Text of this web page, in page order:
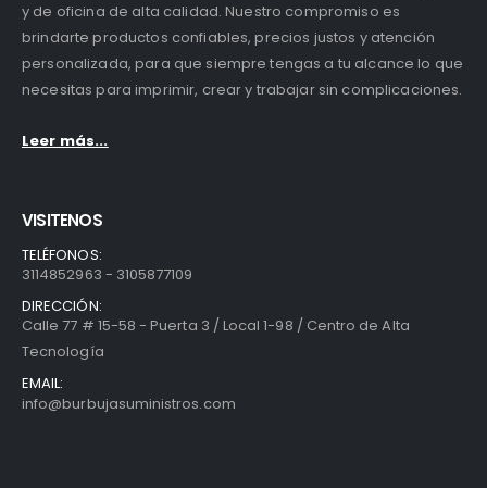
y de oficina de alta calidad. Nuestro compromiso es
brindarte productos confiables, precios justos y atención
personalizada, para que siempre tengas a tu alcance lo que
necesitas para imprimir, crear y trabajar sin complicaciones.
Leer más...
VISITENOS
TELÉFONOS:
3114852963 - 3105877109
DIRECCIÓN:
Calle 77 # 15-58 - Puerta 3 / Local 1-98 / Centro de Alta
Tecnología
EMAIL:
info@burbujasuministros.com